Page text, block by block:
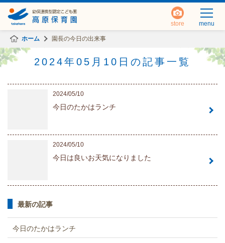
menu
store
ホーム 園長の今日の出来事
2024年05月10日の記事一覧
2024/05/10
今日のたかはランチ
2024/05/10
今日は良いお天気になりました
最新の記事
今日のたかはランチ